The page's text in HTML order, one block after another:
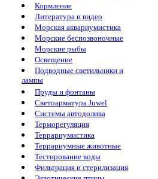
Кормление
Литература и видео
Морская аквариумистика
Морские беспозвоночные
Морские рыбы
Освещение
Подводные светильники и
лампы
Пруды и фонтаны
Светоарматура Juwel
Системы автодолива
Терморегуляция
Террариумистика
Террариумные животные
Тестирование воды
Фильтрация и стерилизация